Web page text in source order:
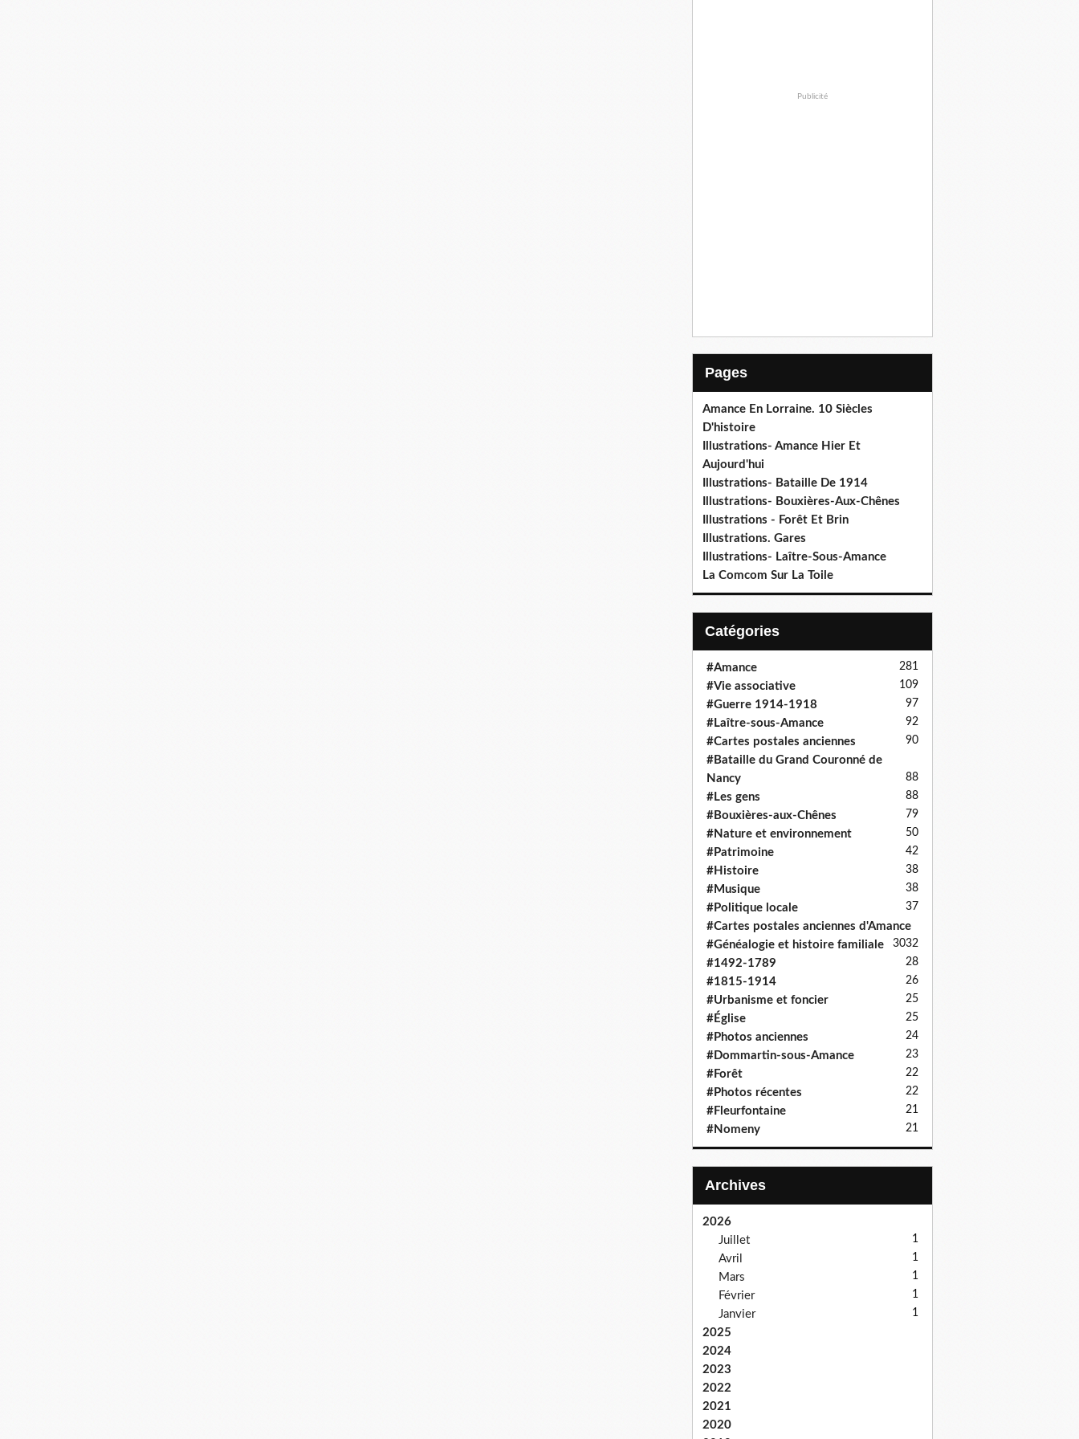
Publicité
Pages
Amance En Lorraine. 10 Siècles
D'histoire
Illustrations- Amance Hier Et
Aujourd'hui
Illustrations- Bataille De 1914
Illustrations- Bouxières-Aux-Chênes
Illustrations - Forêt Et Brin
Illustrations. Gares
Illustrations- Laître-Sous-Amance
La Comcom Sur La Toile
Catégories
#Amance 281
#Vie associative 109
#Guerre 1914-1918 97
#Laître-sous-Amance 92
#Cartes postales anciennes 90
#Bataille du Grand Couronné de
Nancy
88
#Les gens 88
#Bouxières-aux-Chênes 79
#Nature et environnement 50
#Patrimoine 42
#Histoire 38
#Musique 38
#Politique locale 37
#Cartes postales anciennes d'Amance
32
#Généalogie et histoire familiale 30
#1492-1789 28
#1815-1914 26
#Urbanisme et foncier 25
#Église 25
#Photos anciennes 24
#Dommartin-sous-Amance 23
#Forêt 22
#Photos récentes 22
#Fleurfontaine 21
#Nomeny 21
Archives
2026
Juillet
1
Avril 1
Mars 1
Février 1
Janvier 1
2025
2024
2023
2022
2021
2020